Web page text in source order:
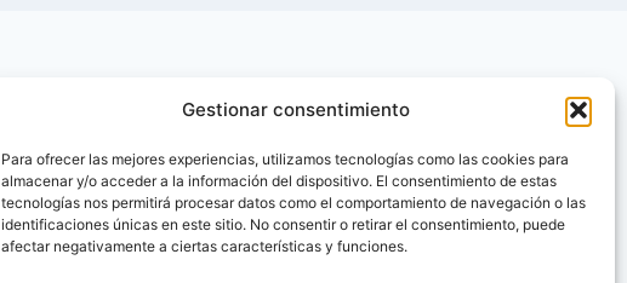
Gestionar consentimiento
Para ofrecer las mejores experiencias, utilizamos tecnologías como las cookies para
almacenar y/o acceder a la información del dispositivo. El consentimiento de estas
tecnologías nos permitirá procesar datos como el comportamiento de navegación o las
identificaciones únicas en este sitio. No consentir o retirar el consentimiento, puede
afectar negativamente a ciertas características y funciones.